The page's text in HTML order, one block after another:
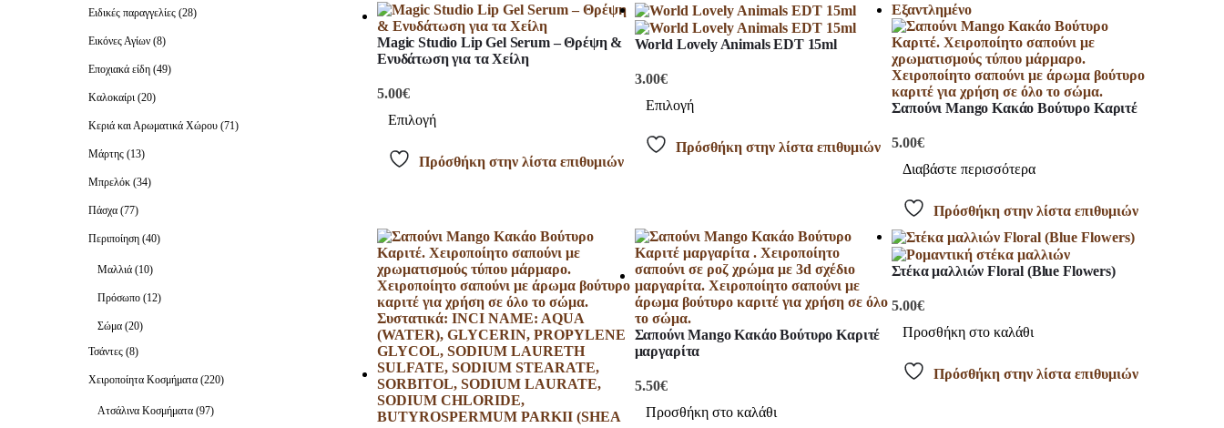
Magic Studio Lip Gel Serum – Θρέψη &
Ενυδάτωση για τα Χείλη
5.00€
Επιλογή
Πρόσθήκη στην λίστα επιθυμιών
World Lovely Animals EDT 15ml
3.00€
Επιλογή
Πρόσθήκη στην λίστα επιθυμιών
Εξαντλημένο
Σαπούνι Mango Kακάο Βούτυρο Καριτέ
5.00€
Διαβάστε περισσότερα
Πρόσθήκη στην λίστα επιθυμιών
Σαπούνι Mango Kακάο Βούτυρο Καριτέ
μαργαρίτα
5.50€
Προσθήκη στο καλάθι
Στέκα μαλλιών Floral (Blue Flowers)
5.00€
Προσθήκη στο καλάθι
Πρόσθήκη στην λίστα επιθυμιών
Ειδικές παραγγελίες (28)
Εικόνες Αγίων (8)
Εποχιακά είδη (49)
Καλοκαίρι (20)
Κεριά και Αρωματικά Χώρου (71)
Μάρτης (13)
Μπρελόκ (34)
Πάσχα (77)
Περιποίηση (40)
Μαλλιά (10)
Πρόσωπο (12)
Σώμα (20)
Τσάντες (8)
Χειροποίητα Κοσμήματα (220)
Ατσάλινα Κοσμήματα (97)